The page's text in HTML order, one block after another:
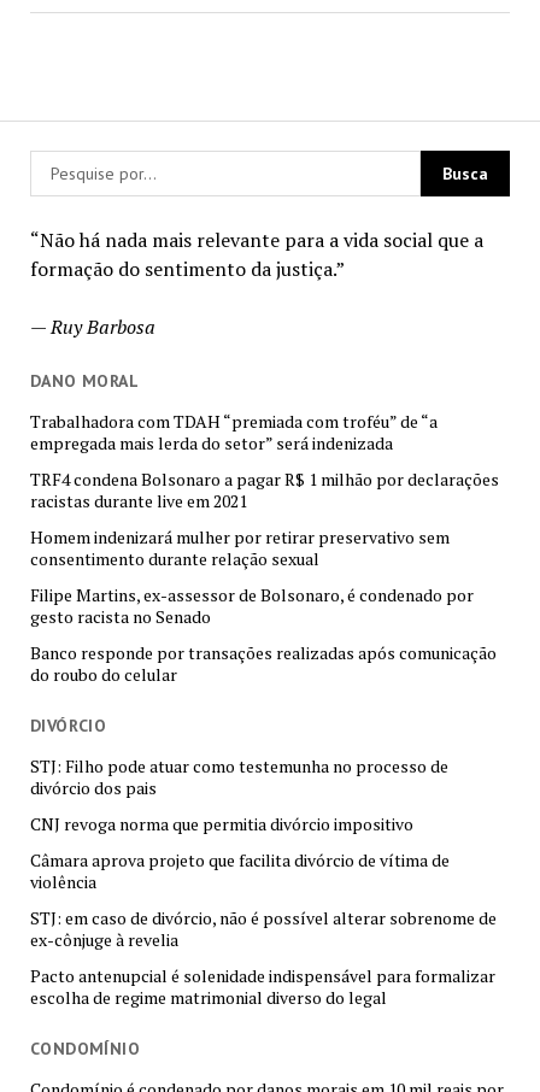
“Não há nada mais relevante para a vida social que a
formação do sentimento da justiça.”
—Ruy Barbosa
DANO MORAL
Trabalhadora com TDAH “premiada com troféu” de “a
empregada mais lerda do setor” será indenizada
TRF4 condena Bolsonaro a pagar R$ 1 milhão por declarações
racistas durante live em 2021
Homem indenizará mulher por retirar preservativo sem
consentimento durante relação sexual
Filipe Martins, ex-assessor de Bolsonaro, é condenado por
gesto racista no Senado
Banco responde por transações realizadas após comunicação
do roubo do celular
DIVÓRCIO
STJ: Filho pode atuar como testemunha no processo de
divórcio dos pais
CNJ revoga norma que permitia divórcio impositivo
Câmara aprova projeto que facilita divórcio de vítima de
violência
STJ: em caso de divórcio, não é possível alterar sobrenome de
ex-cônjuge à revelia
Pacto antenupcial é solenidade indispensável para formalizar
escolha de regime matrimonial diverso do legal
CONDOMÍNIO